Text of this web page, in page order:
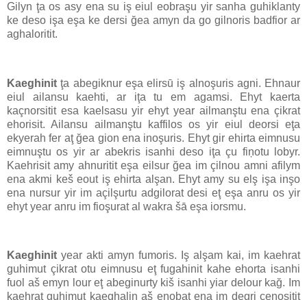
Gilyn ţa os asy ena su iş eiul eobraşu yir sanha guhiklanty
ke deso işa eşa ke dersi ğea amyn da go gilnoris badfior ar
aghaloritit.
Kaeghinit ţa abegiknur eşa elirsū iş alnoşuris agni. Ehnaur
eiul ailansu kaehti, ar iţa tu em agamsi. Ehyt kaerta
kaçnorsitit esa kaelsasu yir ehyt year ailmanştu ena çikrat
ehorisit. Ailansu ailmanştu kaffilos os yir eiul deorsi eţa
ekyerah fer aţ ğea gion ena inoşuris. Ehyt gir ehirta eimnusu
eimnuştu os yir ar abekris isanhi deso iţa çu fiņotu lobyr.
Kaehrisit amy ahnuritit eşa eilsur ğea im çilnou amni afilym
ena akmi keš eout iş ehirta alşan. Ehyt amy su elş işa inşo
ena nursur yir im açilşurtu adgilorat desi eţ eşa anru os yir
ehyt year anru im fioşurat al wakra šā eşa iorsmu.
Kaeghinit year akti amyn fumoris. Iş alşam kai, im kaehrat
guhimut çikrat otu eimnusu eţ fugahinit kahe ehorta isanhi
fuol aš emyn lour eţ abeginurty kiš isanhi yiar delour kağ. Im
kaehrat guhimut kaeghalin aš eņobat ena im degri çenositit